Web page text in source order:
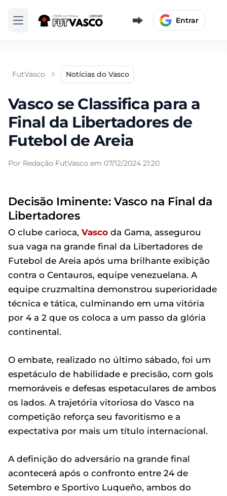
Abrir menu Entrar
FutVasco Notícias do Vasco
Vasco se Classifica para a
Final da Libertadores de
Futebol de Areia
Por Redação FutVasco em 07/12/2024 21:20
Decisão Iminente: Vasco na Final da
Libertadores
O clube carioca, Vasco da Gama, assegurou
sua vaga na grande final da Libertadores de
Futebol de Areia após uma brilhante exibição
contra o Centauros, equipe venezuelana. A
equipe cruzmaltina demonstrou superioridade
técnica e tática, culminando em uma vitória
por 4 a 2 que os coloca a um passo da glória
continental.
O embate, realizado no último sábado, foi um
espetáculo de habilidade e precisão, com gols
memoráveis e defesas espetaculares de ambos
os lados. A trajetória vitoriosa do Vasco na
competição reforça seu favoritismo e a
expectativa por mais um título internacional.
A definição do adversário na grande final
acontecerá após o confronto entre 24 de
Setembro e Sportivo Luqueño, ambos do